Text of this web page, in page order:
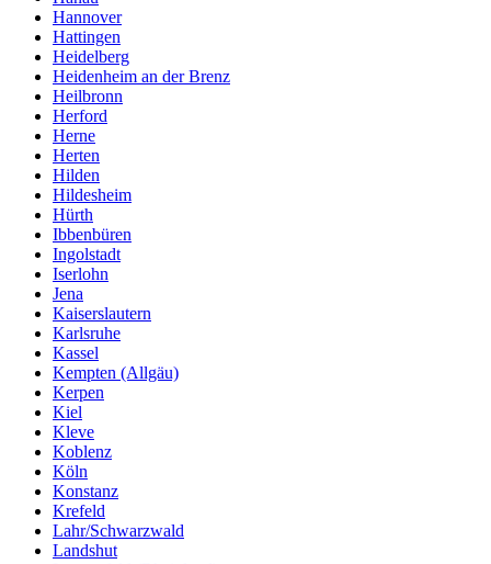
Hannover
Hattingen
Heidelberg
Heidenheim an der Brenz
Heilbronn
Herford
Herne
Herten
Hilden
Hildesheim
Hürth
Ibbenbüren
Ingolstadt
Iserlohn
Jena
Kaiserslautern
Karlsruhe
Kassel
Kempten (Allgäu)
Kerpen
Kiel
Kleve
Koblenz
Köln
Konstanz
Krefeld
Lahr/Schwarzwald
Landshut